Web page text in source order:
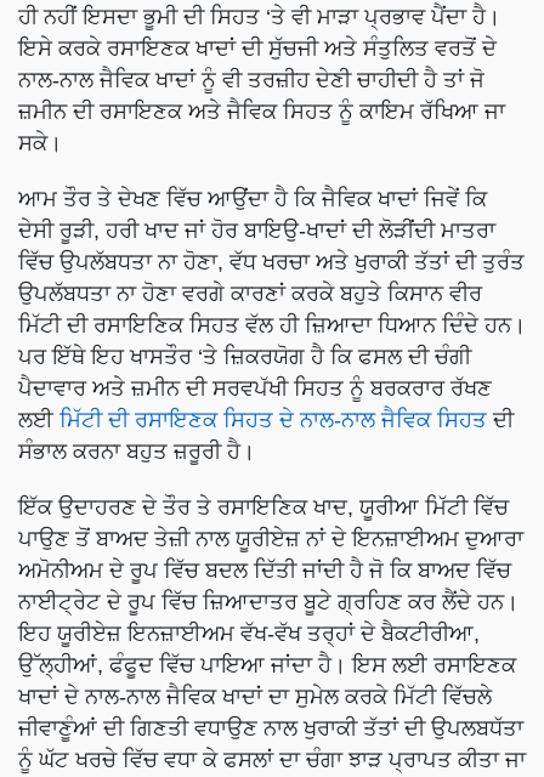
ਹੀ ਨਹੀਂ ਇਸਦਾ ਭੂਮੀ ਦੀ ਸਿਹਤ ‘ਤੇ ਵੀ ਮਾੜਾ ਪ੍ਰਭਾਵ ਪੈਂਦਾ ਹੈ।
ਇਸੇ ਕਰਕੇ ਰਸਾਇਣਕ ਖਾਦਾਂ ਦੀ ਸੁੱਚਜੀ ਅਤੇ ਸੰਤੁਲਿਤ ਵਰਤੋਂ ਦੇ
ਨਾਲ-ਨਾਲ ਜੈਵਿਕ ਖਾਦਾਂ ਨੂੰ ਵੀ ਤਰਜ਼ੀਹ ਦੇਣੀ ਚਾਹੀਦੀ ਹੈ ਤਾਂ ਜੋ
ਜ਼ਮੀਨ ਦੀ ਰਸਾਇਣਕ ਅਤੇ ਜੈਵਿਕ ਸਿਹਤ ਨੂੰ ਕਾਇਮ ਰੱਖਿਆ ਜਾ
ਸਕੇ।
ਆਮ ਤੌਰ ਤੇ ਦੇਖਣ ਵਿੱਚ ਆਉਂਦਾ ਹੈ ਕਿ ਜੈਵਿਕ ਖਾਦਾਂ ਜਿਵੇਂ ਕਿ
ਦੇਸੀ ਰੂੜੀ, ਹਰੀ ਖਾਦ ਜਾਂ ਹੋਰ ਬਾਇਉ-ਖਾਦਾਂ ਦੀ ਲੋੜੀਂਦੀ ਮਾਤਰਾ
ਵਿੱਚ ਉਪਲੱਬਧਤਾ ਨਾ ਹੋਣਾ, ਵੱਧ ਖਰਚਾ ਅਤੇ ਖੁਰਾਕੀ ਤੱਤਾਂ ਦੀ ਤੁਰੰਤ
ਉਪਲੱਬਧਤਾ ਨਾ ਹੋਣਾ ਵਰਗੇ ਕਾਰਣਾਂ ਕਰਕੇ ਬਹੁਤੇ ਕਿਸਾਨ ਵੀਰ
ਮਿੱਟੀ ਦੀ ਰਸਾਇਣਿਕ ਸਿਹਤ ਵੱਲ ਹੀ ਜ਼ਿਆਦਾ ਧਿਆਨ ਦਿੰਦੇ ਹਨ।
ਪਰ ਇੱਥੇ ਇਹ ਖਾਸਤੌਰ ‘ਤੇ ਜ਼ਿਕਰਯੋਗ ਹੈ ਕਿ ਫਸਲ ਦੀ ਚੰਗੀ
ਪੈਦਾਵਾਰ ਅਤੇ ਜ਼ਮੀਨ ਦੀ ਸਰਵਪੱਖੀ ਸਿਹਤ ਨੂੰ ਬਰਕਰਾਰ ਰੱਖਣ
ਲਈ ਮਿੱਟੀ ਦੀ ਰਸਾਇਣਕ ਸਿਹਤ ਦੇ ਨਾਲ-ਨਾਲ ਜੈਵਿਕ ਸਿਹਤ ਦੀ
ਸੰਭਾਲ ਕਰਨਾ ਬਹੁਤ ਜ਼ਰੂਰੀ ਹੈ।
ਇੱਕ ਉਦਾਹਰਣ ਦੇ ਤੌਰ ਤੇ ਰਸਾਇਣਿਕ ਖਾਦ, ਯੂਰੀਆ ਮਿੱਟੀ ਵਿੱਚ
ਪਾਉਣ ਤੋਂ ਬਾਅਦ ਤੇਜ਼ੀ ਨਾਲ ਯੂਰੀਏਜ਼ ਨਾਂ ਦੇ ਇਨਜ਼ਾਈਅਮ ਦੁਆਰਾ
ਅਮੋਨੀਅਮ ਦੇ ਰੂਪ ਵਿੱਚ ਬਦਲ ਦਿੱਤੀ ਜਾਂਦੀ ਹੈ ਜੋ ਕਿ ਬਾਅਦ ਵਿੱਚ
ਨਾਈਟ੍ਰੇਟ ਦੇ ਰੂਪ ਵਿੱਚ ਜ਼ਿਆਦਾਤਰ ਬੂਟੇ ਗ੍ਰਹਿਣ ਕਰ ਲੈਂਦੇ ਹਨ।
ਇਹ ਯੂਰੀਏਜ਼ ਇਨਜ਼ਾਈਅਮ ਵੱਖ-ਵੱਖ ਤਰ੍ਹਾਂ ਦੇ ਬੈਕਟੀਰੀਆ,
ਉੱਲ੍ਹੀਆਂ, ਫੰਫੂਦ ਵਿੱਚ ਪਾਇਆ ਜਾਂਦਾ ਹੈ। ਇਸ ਲਈ ਰਸਾਇਣਕ
ਖਾਦਾਂ ਦੇ ਨਾਲ-ਨਾਲ ਜੈਵਿਕ ਖਾਦਾਂ ਦਾ ਸੁਮੇਲ ਕਰਕੇ ਮਿੱਟੀ ਵਿੱਚਲੇ
ਜੀਵਾਣੂੰਆਂ ਦੀ ਗਿਣਤੀ ਵਧਾਉਣ ਨਾਲ ਖੁਰਾਕੀ ਤੱਤਾਂ ਦੀ ਉਪਲਬਧੱਤਾ
ਨੂੰ ਘੱਟ ਖਰਚੇ ਵਿੱਚ ਵਧਾ ਕੇ ਫਸਲਾਂ ਦਾ ਚੰਗਾ ਝਾੜ ਪ੍ਰਾਪਤ ਕੀਤਾ ਜਾ